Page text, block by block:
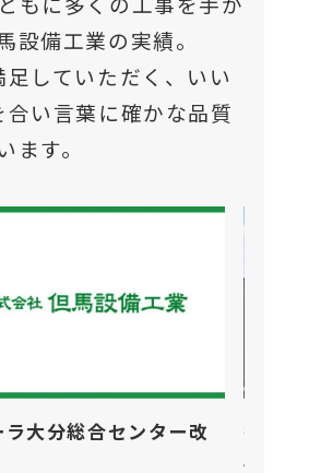
設備工業の実績。
足していただく、いい
合い言葉に確かな品質
ます。
ラ大分総合センター改
有料
工事